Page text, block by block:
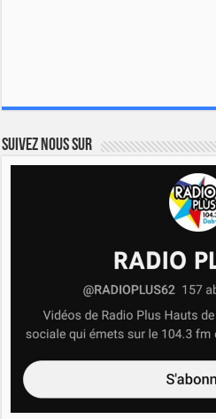
Suivez nous sur